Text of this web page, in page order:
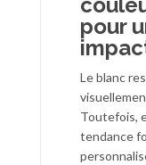
pour
Le blanc
Toutefois,
tendance